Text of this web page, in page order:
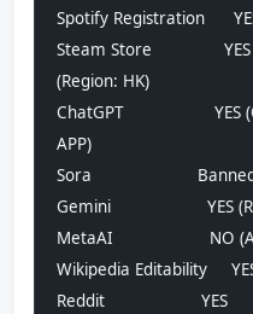
Spotify Registration
Steam Store
(Region: HK)
ChatGPT
APP)
Sora
Gemini                    YES
MetaAI                    NO
Wikipedia Editability
Reddit                    YES